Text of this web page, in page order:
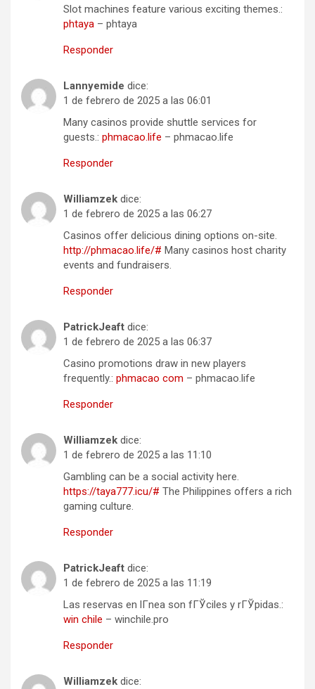
Slot machines feature various exciting themes.:
phtaya – phtaya
Responder
Lannyemide dice:
1 de febrero de 2025 a las 06:01
Many casinos provide shuttle services for
guests.: phmacao.life – phmacao.life
Responder
Williamzek dice:
1 de febrero de 2025 a las 06:27
Casinos offer delicious dining options on-site.
http://phmacao.life/# Many casinos host charity
events and fundraisers.
Responder
PatrickJeaft dice:
1 de febrero de 2025 a las 06:37
Casino promotions draw in new players
frequently.: phmacao com – phmacao.life
Responder
Williamzek dice:
1 de febrero de 2025 a las 11:10
Gambling can be a social activity here.
https://taya777.icu/# The Philippines offers a rich
gaming culture.
Responder
PatrickJeaft dice:
1 de febrero de 2025 a las 11:19
Las reservas en lГ­nea son fГЎciles y rГЎpidas.:
win chile – winchile.pro
Responder
Williamzek dice: